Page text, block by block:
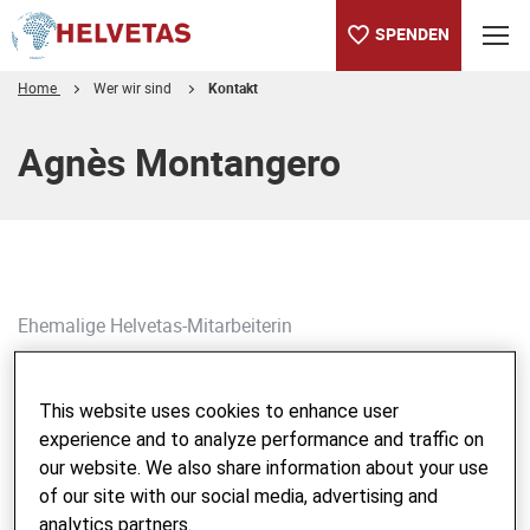
SPENDEN
Home Wer wir sind Kontakt
Agnès Montangero
Ehemalige Helvetas-Mitarbeiterin
Agnès Montangero
BLOG DURCHSUCHEN
Suchbegriff eingeben
This website uses cookies to enhance user
experience and to analyze performance and traffic on
our website. We also share information about your use
of our site with our social media, advertising and
analytics partners.